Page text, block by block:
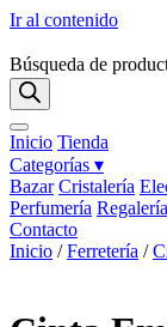
Ir al contenido
Búsqueda de
Inicio Tienda
Categorías ▾
Bazar Cristalería
Perfumería Regalería
Contacto
Inicio /Ferretería /